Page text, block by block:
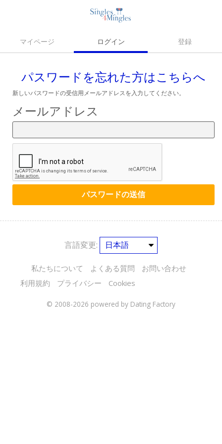
マイページ ログイン 登録
パスワードを忘れた方はこちらへ
新しいパスワードの受信用メールアドレスを入力してください。
メールアドレス
言語変更:
私たちについて よくある質問
お問い合わせ
利用規約
プライバシー Cookies
© 2008-2026 powered by Dating Factory